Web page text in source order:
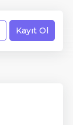
Kayıt Ol